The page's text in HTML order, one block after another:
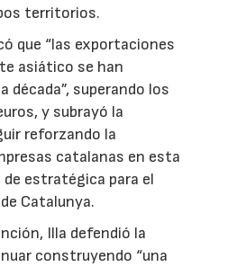
territorios.
que “las exportaciones
asiático se han
década”, superando los
y subrayó la
reforzando la
catalanas en esta
estratégica para el
Catalunya.
Illa defendió la
construyendo “una